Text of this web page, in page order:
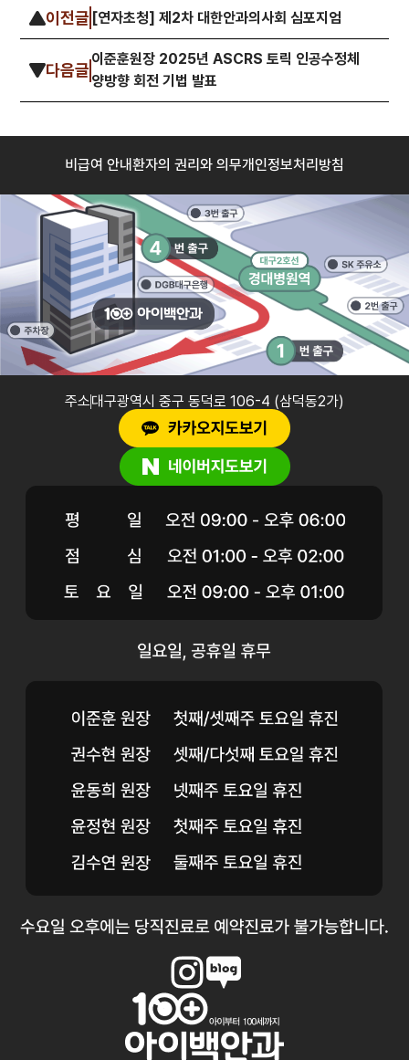
이전글 [연자초청] 제2차 대한안과의사회 심포지엄
다음글
이준훈원장 2025년 ASCRS 토릭 인공수정체
양방향 회전 기법 발표
비급여 안내환자의 권리와 의무개인정보처리방침
주소대구광역시 중구 동덕로 106-4 (삼덕동2가)